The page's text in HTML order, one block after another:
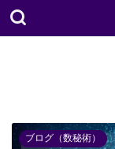
ブログ（数秘術）